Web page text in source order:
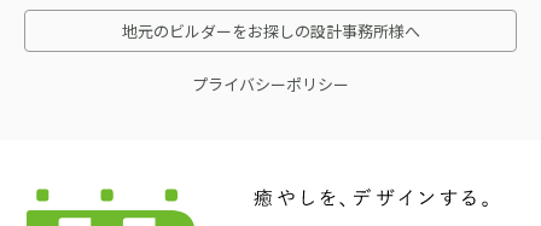
地元のビルダーをお探しの設計事務所様へ
プライバシーポリシー